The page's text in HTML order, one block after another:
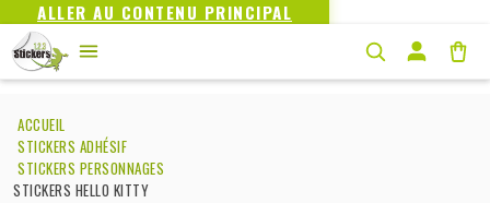
ALLER AU CONTENU PRINCIPAL
ACCUEIL
STICKERS ADHÉSIF
STICKERS PERSONNAGES
STICKERS HELLO KITTY